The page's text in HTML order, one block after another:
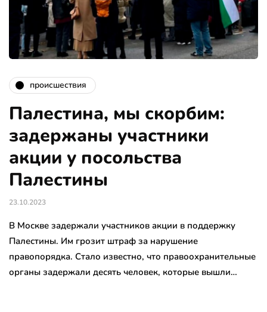
происшествия
Палестина, мы скорбим:
задержаны участники
акции у посольства
Палестины
23.10.2023
В Москве задержали участников акции в поддержку
Палестины. Им грозит штраф за нарушение
правопорядка. Стало известно, что правоохранительные
органы задержали десять человек, которые вышли…